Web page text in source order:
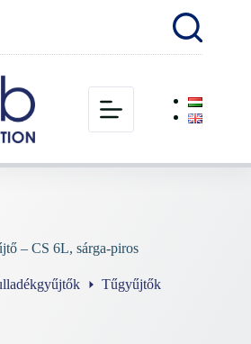
– CS 6L, sárga-piros
Tűgyűjtők